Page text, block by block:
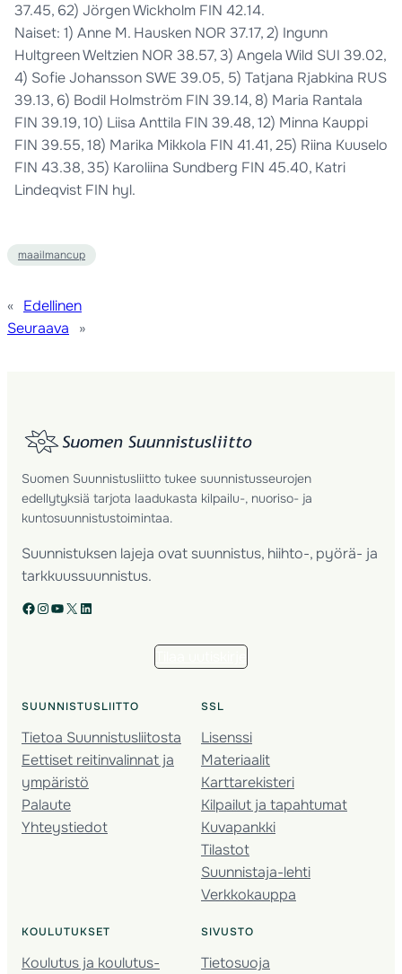
37.45, 62) Jörgen Wickholm FIN 42.14.
Naiset: 1) Anne M. Hausken NOR 37.17, 2) Ingunn
Hultgreen Weltzien NOR 38.57, 3) Angela Wild SUI 39.02,
4) Sofie Johansson SWE 39.05, 5) Tatjana Rjabkina RUS
39.13, 6) Bodil Holmström FIN 39.14, 8) Maria Rantala
FIN 39.19, 10) Liisa Anttila FIN 39.48, 12) Minna Kauppi
FIN 39.55, 18) Marika Mikkola FIN 41.41, 25) Riina Kuuselo
FIN 43.38, 35) Karoliina Sundberg FIN 45.40, Katri
Lindeqvist FIN hyl.
maailmancup
« Edellinen
Seuraava
»
Suomen Suunnistusliitto tukee suunnistusseurojen
edellytyksiä tarjota laadukasta kilpailu-, nuoriso- ja
kuntosuunnistustoimintaa.
Suunnistuksen lajeja ovat suunnistus, hiihto-, pyörä- ja
tarkkuussuunnistus.
Facebook Instagram YouTube X LinkedIn
SUUNNISTUSLIITTO
Tietoa Suunnistusliitosta
Eettiset reitinvalinnat ja
ympäristö
Palaute
Yhteystiedot
SSL
Lisenssi
Materiaalit
Karttarekisteri
Kilpailut ja tapahtumat
Kuvapankki
Tilastot
Suunnistaja-lehti
Verkkokauppa
KOULUTUKSET
Koulutus ja koulutus­
SIVUSTO
Tietosuoja